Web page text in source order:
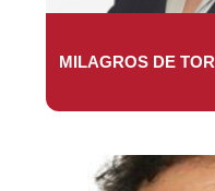
MILAGROS DE